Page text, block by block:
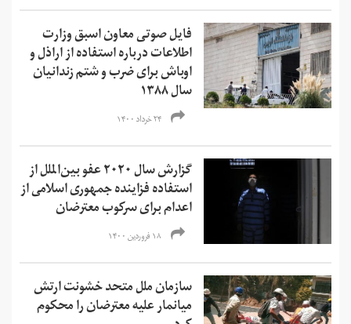
فایل صوتی معاون اسبق وزارت
اطلاعات درباره استفاده از اراذل و
اوباش برای ضرب و شتم زندانیان
سال ۱۳۸۸
۲۴ خرداد ۱۴۰۰
گزارش سال ۲۰۲۰ عفو بین‌الملل از
استفاده فزاینده جمهوری اسلامی از
اعدام برای سرکوب معترضان
۱۸ فروردین ۱۴۰۰
سازمان ملل متحد خشونت ارتش
میانمار علیه معترضان را محکوم